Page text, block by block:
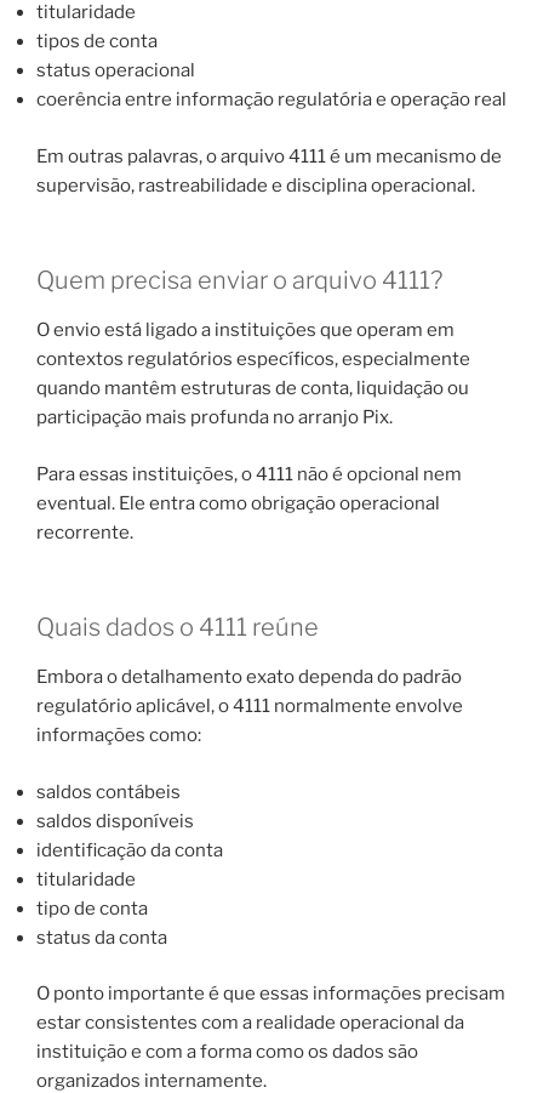
titularidade
tipos de conta
status operacional
coerência entre informação regulatória e operação real
Em outras palavras, o arquivo 4111 é um mecanismo de
supervisão, rastreabilidade e disciplina operacional.
Quem precisa enviar o arquivo 4111?
O envio está ligado a instituições que operam em
contextos regulatórios específicos, especialmente
quando mantêm estruturas de conta, liquidação ou
participação mais profunda no arranjo Pix.
Para essas instituições, o 4111 não é opcional nem
eventual. Ele entra como obrigação operacional
recorrente.
Quais dados o 4111 reúne
Embora o detalhamento exato dependa do padrão
regulatório aplicável, o 4111 normalmente envolve
informações como:
saldos contábeis
saldos disponíveis
identificação da conta
titularidade
tipo de conta
status da conta
O ponto importante é que essas informações precisam
estar consistentes com a realidade operacional da
instituição e com a forma como os dados são
organizados internamente.